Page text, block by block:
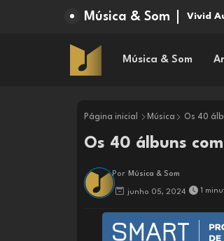
Música & Som Vivid
Música & Som
Página inicial Música Os 40
Os 40 álbuns
Por Música & Som
junho 05, 2024 1